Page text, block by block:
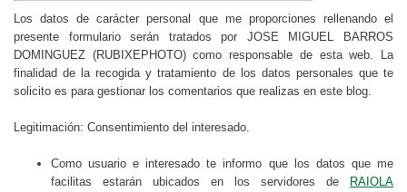
Los datos de carácter personal que me proporciones rellenando el
presente formulario serán tratados por JOSE MIGUEL BARROS
DOMINGUEZ (RUBIXEPHOTO) como responsable de esta web. La
finalidad de la recogida y tratamiento de los datos personales que te
solicito es para gestionar los comentarios que realizas en este blog.
Legitimación: Consentimiento del interesado.
Como usuario e interesado te informo que los datos que me
facilitas estarán ubicados en los servidores de
RAIOLA